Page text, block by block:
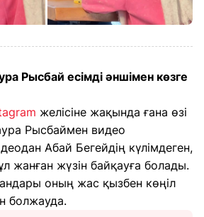
Рысбай есімді әншімен көзге
желісіне жақында ғана өзі
Рысбаймен видео
Абай Бегейдің күлімдеген,
жанған жүзін байқауға болады.
оның жас қызбен көңіл
болжауда.